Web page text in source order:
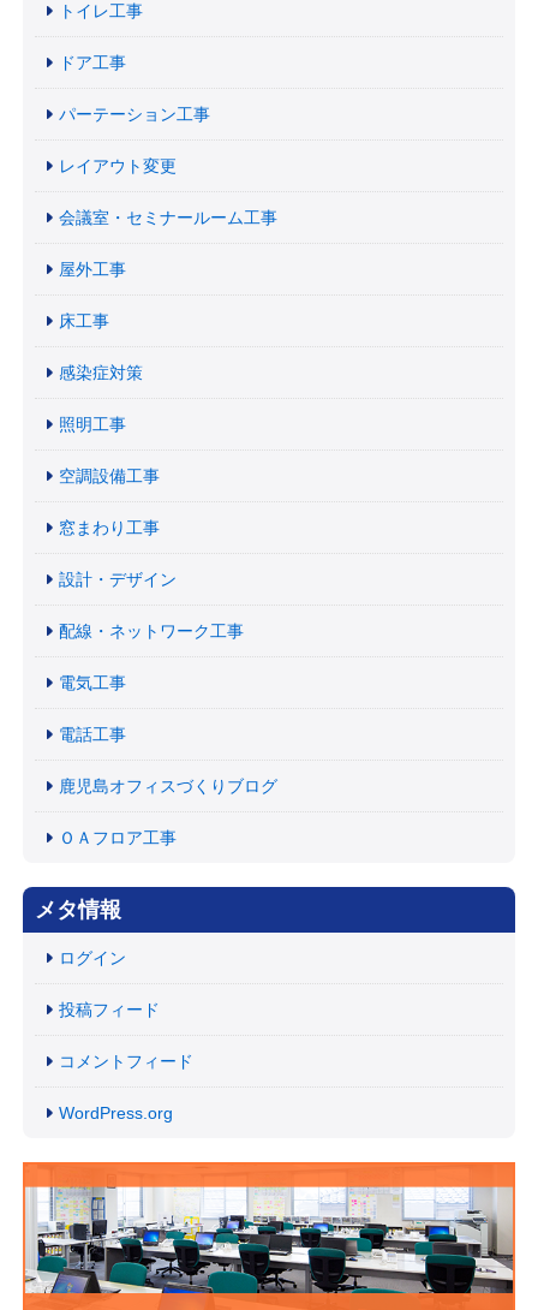
トイレ工事
ドア工事
パーテーション工事
レイアウト変更
会議室・セミナールーム工事
屋外工事
床工事
感染症対策
照明工事
空調設備工事
窓まわり工事
設計・デザイン
配線・ネットワーク工事
電気工事
電話工事
鹿児島オフィスづくりブログ
ＯＡフロア工事
メタ情報
ログイン
投稿フィード
コメントフィード
WordPress.org